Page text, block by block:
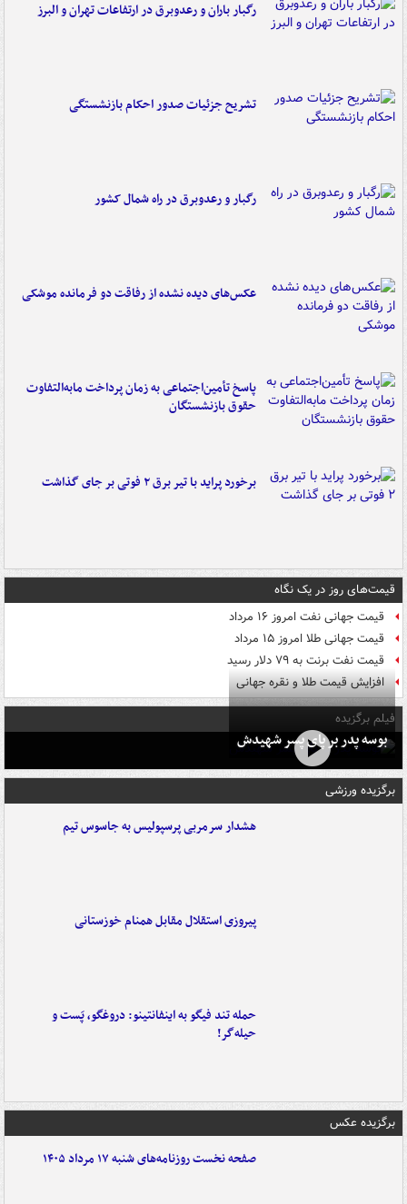
رگبار باران و رعدوبرق در ارتفاعات تهران و البرز
تشریح جزئیات صدور احکام بازنشستگی
رگبار و رعدوبرق در راه شمال کشور
عکس‌های دیده نشده از رفاقت دو فرمانده‌ موشکی
پاسخ تأمین‌اجتماعی به زمان پرداخت مابه‌التفاوت
حقوق بازنشستگان
برخورد پراید با تیر برق ۲ فوتی بر جای گذاشت
قیمت‌های روز در یک نگاه
قیمت جهانی نفت امروز ۱۶ مرداد
قیمت جهانی طلا امروز ۱۵ مرداد
قیمت نفت برنت به ۷۹ دلار رسید
افزایش قیمت طلا و نقره جهانی
فیلم برگزیده
بوسه‌ پدر بر پای پسر شهیدش
برگزیده ورزشی
هشدار سرمربی پرسپولیس به جاسوس تیم
پیروزی استقلال مقابل همنام خوزستانی
حمله تند فیگو به اینفانتینو: دروغگو، پَست‌ و
حیله‌گر!
برگزیده عکس
صفحه نخست روزنامه‌های شنبه ۱۷ مرداد ۱۴۰۵